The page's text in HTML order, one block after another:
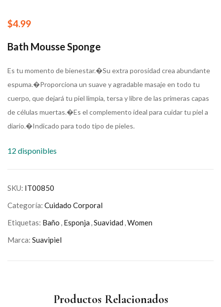
$4.99
Bath Mousse Sponge
Es tu momento de bienestar.�Su extra porosidad crea abundante
espuma.�Proporciona un suave y agradable masaje en todo tu
cuerpo, que dejará tu piel limpia, tersa y libre de las primeras capas
de células muertas.�Es el complemento ideal para cuidar tu piel a
diario.�Indicado para todo tipo de pieles.
12 disponibles
SKU: IT00850
Categoría: Cuidado Corporal
Etiquetas: Baño , Esponja ,Suavidad ,Women
Marca: Suavipiel
Productos Relacionados